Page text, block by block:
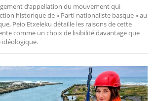
d‘appellation du mouvement qui
historique de « Parti nationaliste basque » au
Peio Etxeleku détaille les raisons de cette
comme un choix de lisibilité davantage que